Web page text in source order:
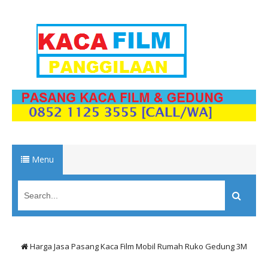
Menu
Harga Jasa Pasang Kaca Film Mobil Rumah Ruko Gedung 3M